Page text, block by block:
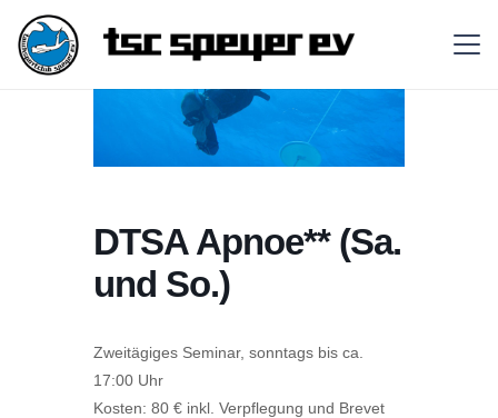
DTSA Apnoe** (Sa.
und So.)
Zweitägiges Seminar, sonntags bis ca.
17:00 Uhr
Kosten: 80 € inkl. Verpflegung und Brevet